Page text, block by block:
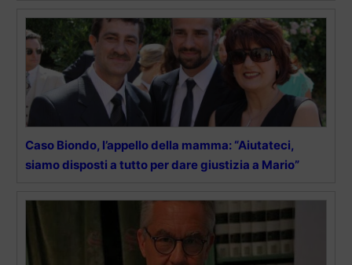
Caso Biondo, l’appello della mamma: “Aiutateci,
siamo disposti a tutto per dare giustizia a Mario”